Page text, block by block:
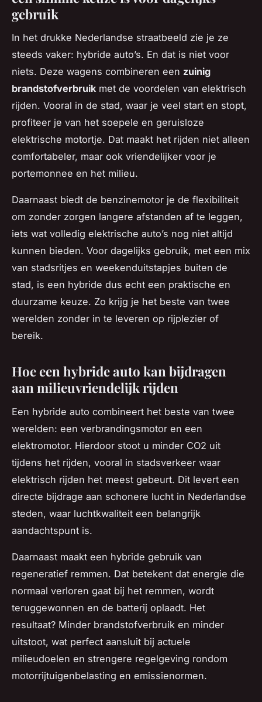
gebruik
In het drukke Nederlandse straatbeeld zie je ze
steeds vaker: hybride auto’s. En dat is niet voor
niets. Deze wagens combineren een zuinig
brandstofverbruik met de voordelen van elektrisch
rijden. Vooral in de stad, waar je veel start en stopt,
profiteer je van het soepele en geruisloze
elektrische motortje. Dat maakt het rijden niet alleen
comfortabeler, maar ook vriendelijker voor je
portemonnee en het milieu.
Daarnaast biedt de benzinemotor je de flexibiliteit
om zonder zorgen langere afstanden af te leggen,
iets wat volledig elektrische auto’s nog niet altijd
kunnen bieden. Voor dagelijks gebruik, met een mix
van stadsritjes en weekenduitstapjes buiten de
stad, is een hybride dus echt een praktische en
duurzame keuze. Zo krijg je het beste van twee
werelden zonder in te leveren op rijplezier of
bereik.
Hoe een hybride auto kan bijdragen
aan milieuvriendelijk rijden
Een hybride auto combineert het beste van twee
werelden: een verbrandingsmotor en een
elektromotor. Hierdoor stoot u minder CO2 uit
tijdens het rijden, vooral in stadsverkeer waar
elektrisch rijden het meest gebeurt. Dit levert een
directe bijdrage aan schonere lucht in Nederlandse
steden, waar luchtkwaliteit een belangrijk
aandachtspunt is.
Daarnaast maakt een hybride gebruik van
regeneratief remmen. Dat betekent dat energie die
normaal verloren gaat bij het remmen, wordt
teruggewonnen en de batterij oplaadt. Het
resultaat? Minder brandstofverbruik en minder
uitstoot, wat perfect aansluit bij actuele
milieudoelen en strengere regelgeving rondom
motorrijtuigenbelasting en emissienormen.